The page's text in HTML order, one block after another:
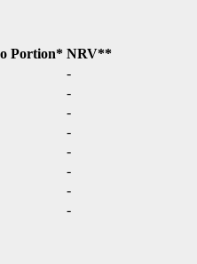
Portion* NRV**
-
-
-
-
-
-
-
-